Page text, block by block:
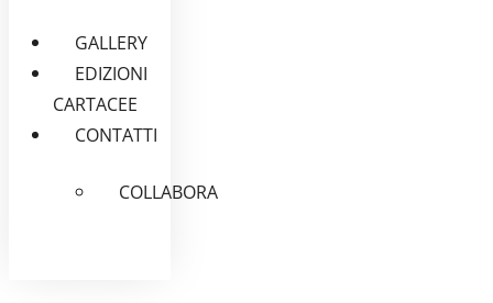
GALLERY
EDIZIONI
CARTACEE
CONTATTI
COLLABORA